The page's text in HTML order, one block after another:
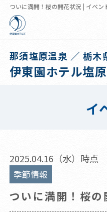
ついに満開！桜の開花状況 | イベン
那須塩原温泉 ／ 栃木
伊東園ホテル塩原
イ
2025.04.16（水）時点
季節情報
ついに満開！桜の